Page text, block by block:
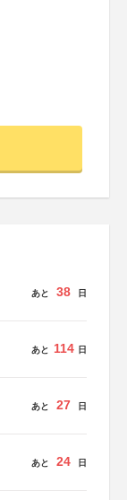
あと 38 日
あと 114 日
あと 27 日
あと 24 日